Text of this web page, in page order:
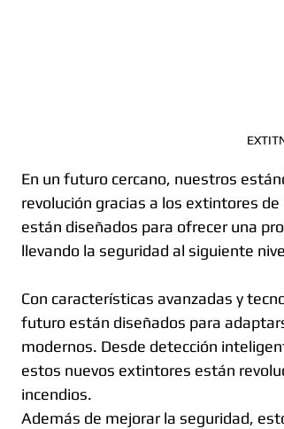
En un futuro cercano, nuestros
revolución gracias a los extintores
están diseñados para ofrecer una
llevando la seguridad al siguiente
Con características avanzadas y
futuro están diseñados para
modernos. Desde detección
estos nuevos extintores están
incendios.
Además de mejorar la seguridad,